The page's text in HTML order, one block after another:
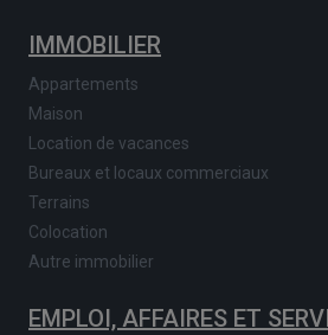
IMMOBILIER
Appartements
Maison
Location de vacances
Bureaux et locaux commerciaux
Terrains
Colocation
Autre immobilier
EMPLOI, AFFAIRES ET